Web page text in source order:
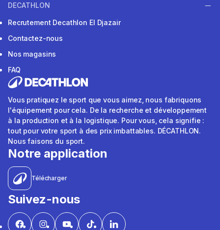
DECATHLON
Recrutement Decathlon El Djazair
Contactez-nous
Nos magasins
FAQ
Vous pratiquez le sport que vous aimez, nous fabriquons
l'équipement pour cela. De la recherche et développement
à la production et à la logistique. Pour vous, cela signifie :
tout pour votre sport à des prix imbattables. DÉCATHLON.
Nous faisons du sport.
Notre application
Télécharger
Suivez-nous